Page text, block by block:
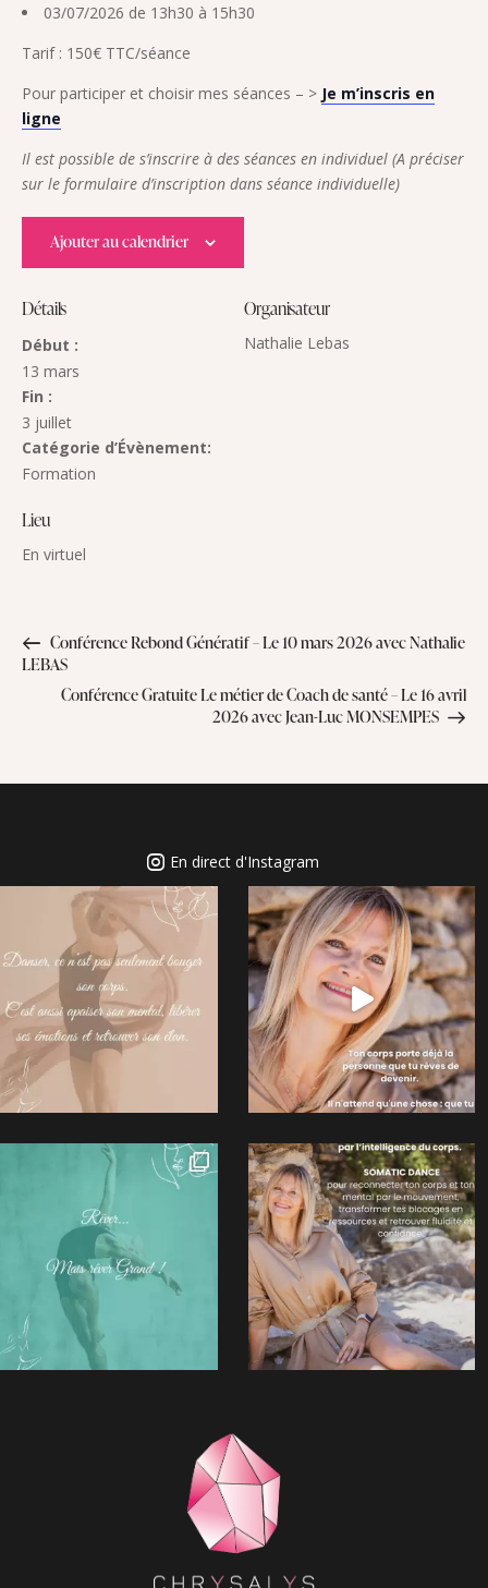
03/07/2026 de 13h30 à 15h30
Tarif : 150€ TTC/séance
Pour participer et choisir mes séances – > Je m’inscris en
ligne
Il est possible de s’inscrire à des séances en individuel (A préciser
sur le formulaire d’inscription dans séance individuelle)
Ajouter au calendrier
Détails
Début :
13 mars
Fin :
3 juillet
Catégorie d’Évènement:
Formation
Lieu
En virtuel
Organisateur
Nathalie Lebas
Conférence Rebond Génératif – Le 10 mars 2026 avec Nathalie
LEBAS
Conférence Gratuite Le métier de Coach de santé – Le 16 avril
2026 avec Jean-Luc MONSEMPES
En direct d'Instagram